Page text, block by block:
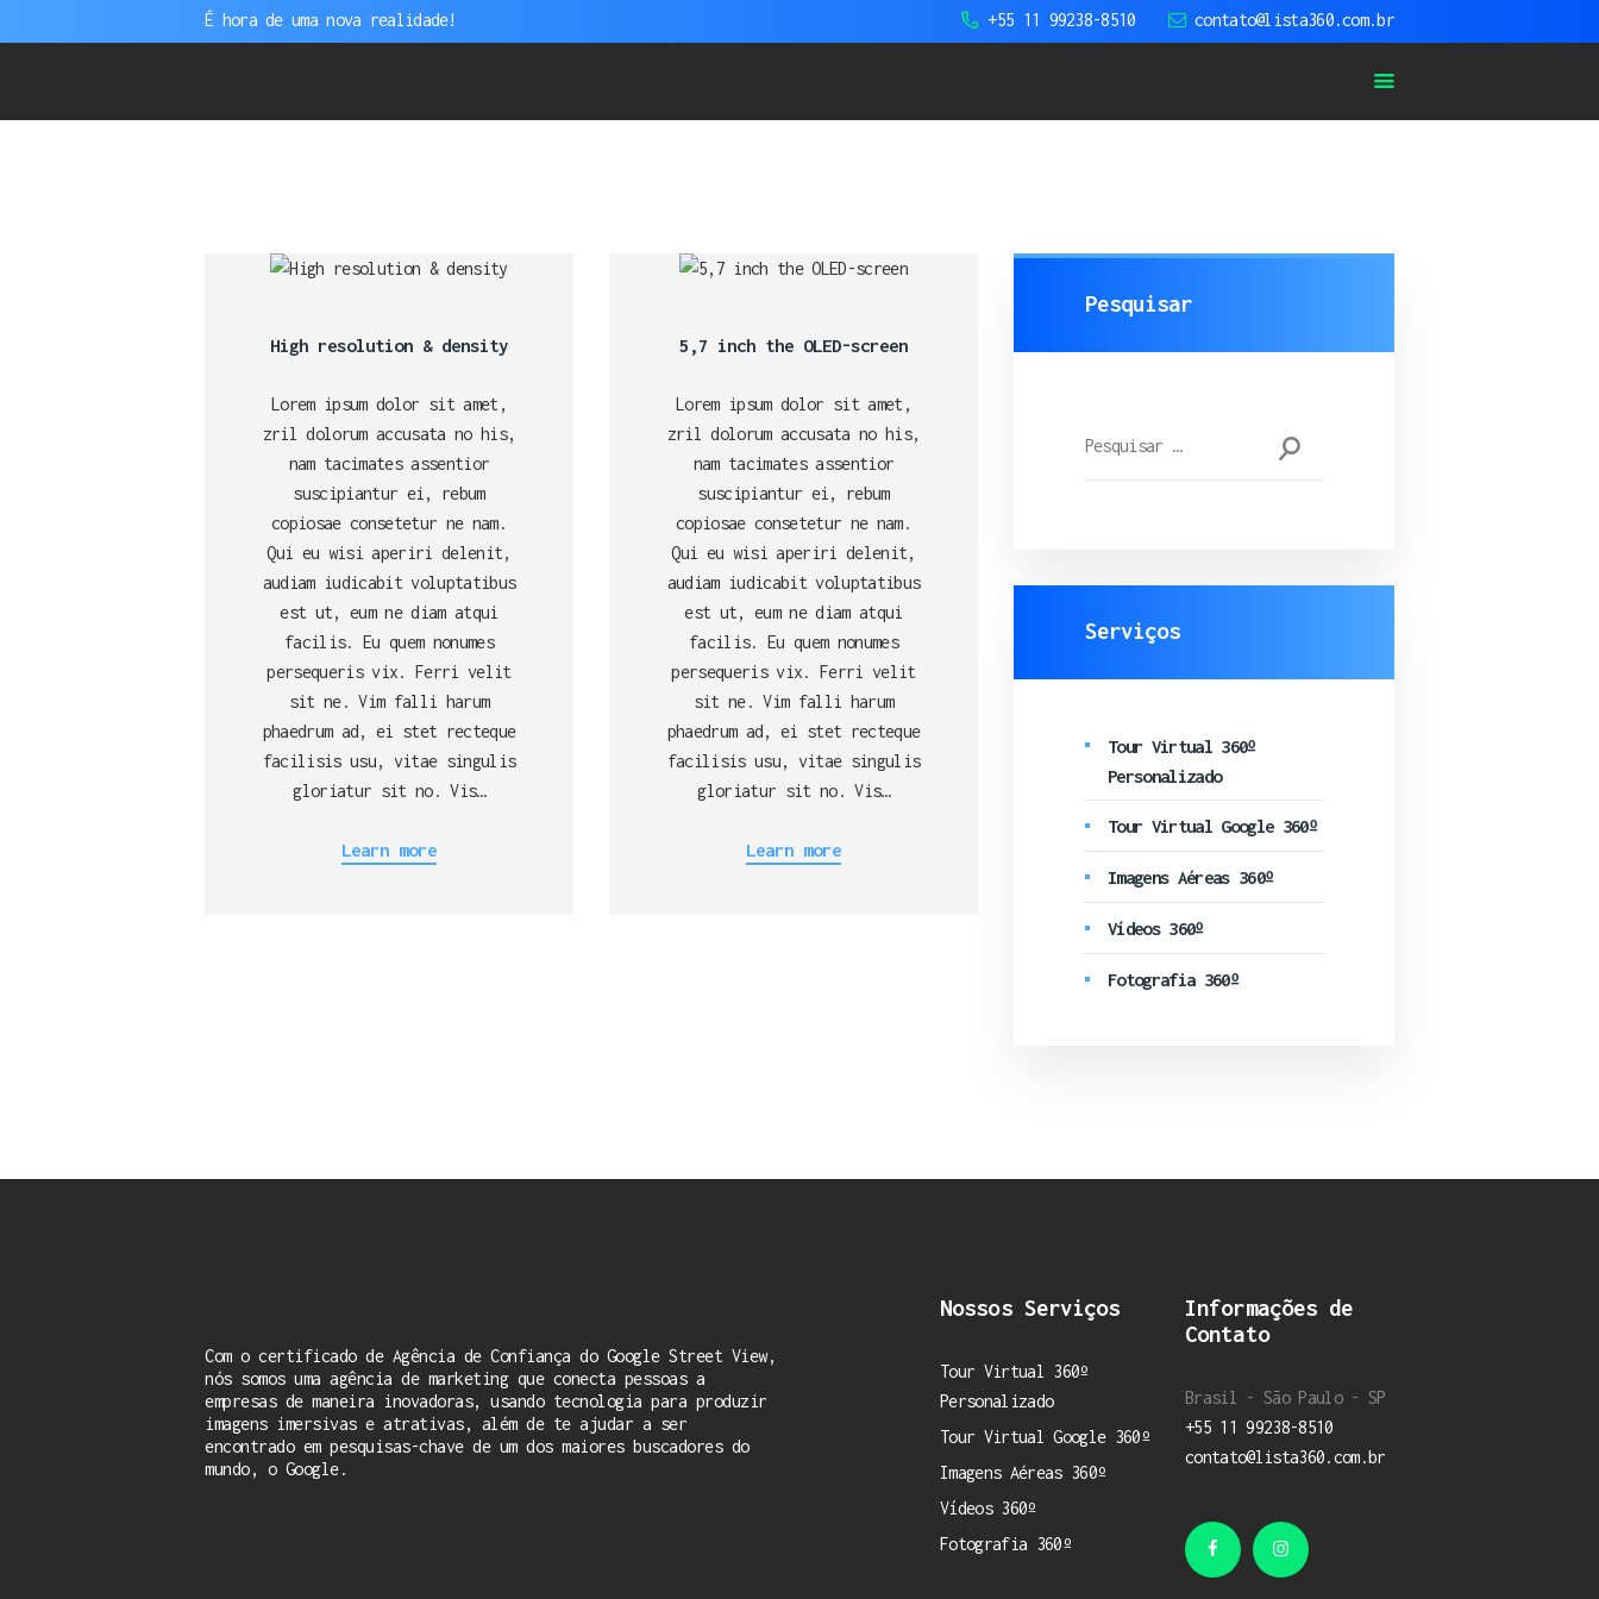
É hora de uma nova realidade! +55 11 99238-8510 contato@lista360.com.br
HOME
BLOG
CONTATO
High resolution & density
Lorem ipsum dolor sit amet,
zril dolorum accusata no his,
nam tacimates assentior
suscipiantur ei, rebum
copiosae consetetur ne nam.
Qui eu wisi aperiri delenit,
audiam iudicabit voluptatibus
est ut, eum ne diam atqui
facilis. Eu quem nonumes
persequeris vix. Ferri velit
sit ne. Vim falli harum
phaedrum ad, ei stet recteque
facilisis usu, vitae singulis
gloriatur sit no. Vis…
Learn more
5,7 inch the OLED-screen
Lorem ipsum dolor sit amet,
zril dolorum accusata no his,
nam tacimates assentior
suscipiantur ei, rebum
copiosae consetetur ne nam.
Qui eu wisi aperiri delenit,
audiam iudicabit voluptatibus
est ut, eum ne diam atqui
facilis. Eu quem nonumes
persequeris vix. Ferri velit
sit ne. Vim falli harum
phaedrum ad, ei stet recteque
facilisis usu, vitae singulis
gloriatur sit no. Vis…
Learn more
Pesquisar
por:
Serviços
Tour Virtual 360º
Personalizado
Tour Virtual Google 360º
Imagens Aéreas 360º
Vídeos 360º
Fotografia 360º
Com o certificado de Agência de Confiança do Google Street View,
nós somos uma agência de marketing que conecta pessoas a
empresas de maneira inovadoras, usando tecnologia para produzir
imagens imersivas e atrativas, além de te ajudar a ser
encontrado em pesquisas-chave de um dos maiores buscadores do
mundo, o Google.
Nossos Serviços
Tour Virtual 360º
Personalizado
Tour Virtual Google 360º
Imagens Aéreas 360º
Vídeos 360º
Fotografia 360º
Informações de
Contato
Brasil - São Paulo - SP
+55 11 99238-8510
contato@lista360.com.br